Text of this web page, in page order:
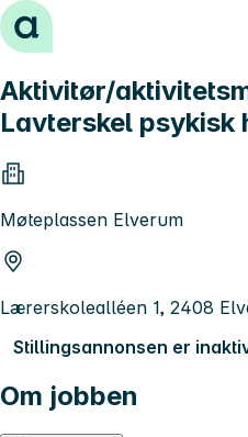
Hopp til innhold
Aktivitør/
Lavterskel psykisk
Møteplassen Elverum
Lærerskolealléen 1, 2408
Stillingsannonsen er
Om jobben